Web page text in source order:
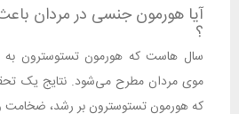
آیا هورمون جنسی در مردان
؟
سال هاست که هورمون تستوسترون
موی مردان مطرح می‌شود. نتایج یک
که هورمون تستوسترون بر رشد، ضخامت